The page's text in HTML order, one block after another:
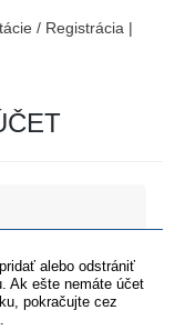
/ Registrácia |
alebo odstrániť
Ak ešte nemáte účet
pokračujte cez
.